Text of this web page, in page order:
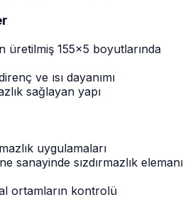
üretilmiş 155x5 boyutlarında
ve ısı dayanımı
sağlayan yapı
uygulamaları
sanayinde sızdırmazlık elemanı
ortamların kontrolü